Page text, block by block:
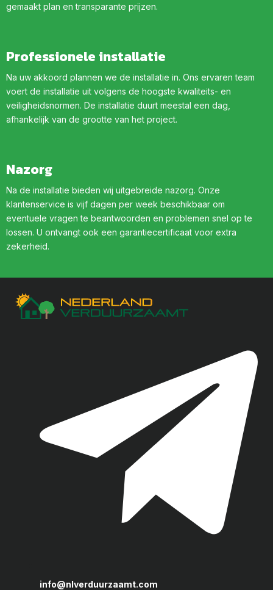
gemaakt plan en transparante prijzen.
Professionele installatie
Na uw akkoord plannen we de installatie in. Ons ervaren team
voert de installatie uit volgens de hoogste kwaliteits- en
veiligheidsnormen. De installatie duurt meestal een dag,
afhankelijk van de grootte van het project.
Nazorg
Na de installatie bieden wij uitgebreide nazorg. Onze
klantenservice is vijf dagen per week beschikbaar om
eventuele vragen te beantwoorden en problemen snel op te
lossen. U ontvangt ook een garantiecertificaat voor extra
zekerheid.
info@nlverduurzaamt.com